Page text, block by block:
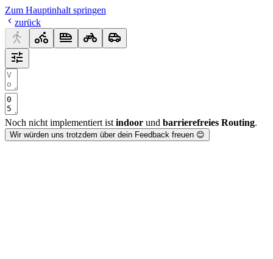
Zum Hauptinhalt springen
zurück
Noch nicht implementiert ist indoor und barrierefreies Routing.
Wir würden uns trotzdem über dein Feedback freuen 😊